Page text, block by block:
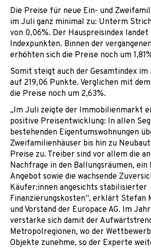
Die Preise für neue Ein- und
im Juli ganz minimal zu: Unterm
von 0,06%. Der Hauspreisindex landet
Indexpunkten. Binnen der
erhöhten sich die Preise noch um
Somit steigt auch der Gesamtindex
auf 219,06 Punkte. Verglichen mit
die Preise noch um 2,63%.
„Im Juli zeigte der Immobilienmarkt
positive Preisentwicklung: In allen
bestehenden Eigentumswohnungen
Zweifamilienhäuser bis hin zu
Preise zu. Treiber sind vor allem die
Nachfrage in den Ballungsräumen, ein
Angebot sowie die wachsende
Käufer:innen angesichts stabilisierter
Finanzierungskosten“, erklärt Stefan
und Vorstand der Europace AG. Im
verstärke sich damit der
Metropolregionen, wo der
Objekte zunehme, so der Experte